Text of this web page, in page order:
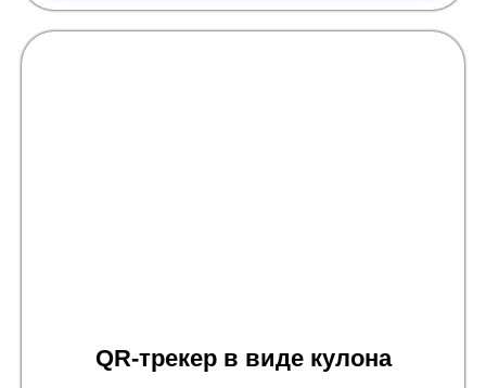
QR-трекер в виде кулона